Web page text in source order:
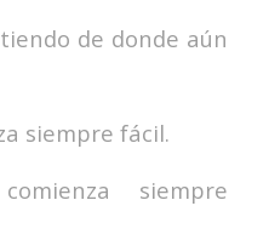
de donde aún
siempre fácil.
siempre